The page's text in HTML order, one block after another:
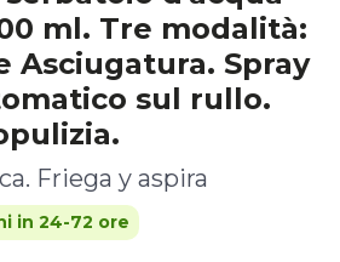
ml. Tre modalità:
Asciugatura. Spray
sul rullo.
Friega y aspira
in 24-72 ore